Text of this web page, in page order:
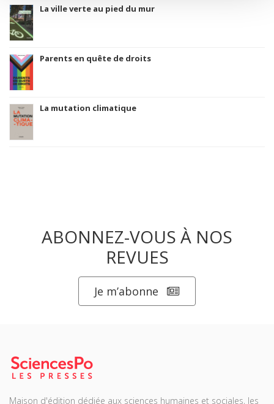
La ville verte au pied du mur
Parents en quête de droits
La mutation climatique
ABONNEZ-VOUS À NOS
REVUES
Je m’abonne
Maison d'édition dédiée aux sciences humaines et sociales, les